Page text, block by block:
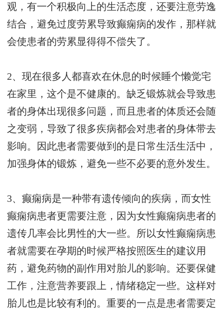
观，有一个积极向上的生活态度，还要注意劳逸
结合，避免过度劳累导致癫痫病的发作，那样就
会使患者的劳累显得得不偿失了。
2、现在很多人都喜欢在休息的时候睡个懒觉宅
在家里，这个是不健康的。缺乏锻炼就会导致患
者的身体出现很多问题，而且患者的体质还会随
之变弱，导致了很多疾病都会对患者的身体带去
影响。因此患者需要做到的是日常生活生活中，
加强身体的锻炼，避免一些不必要的意外发生。
3、癫痫病是一种带有遗传倾向的疾病，而女性
癫痫病患者更需要注意，因为女性癫痫病患者的
遗传几率会比男性的大一些。所以女性癫痫病患
者就需要在孕期的时候严格按照医生的建议用
药，避免药物的副作用对胎儿的影响。还要保健
工作，注意营养要跟上，情绪稳定一些。这样对
胎儿也是比较有利的。重要的一点是患者需要定